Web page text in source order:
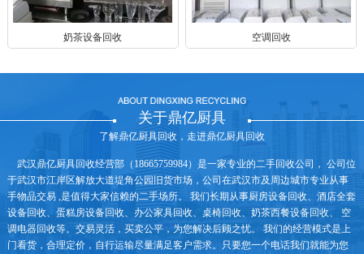
奶茶设备回收 空调回收
关于鼎亿厨具
了解鼎亿厨具回收，走进鼎亿厨具回收
武汉鼎亿厨具回收经营部（18665759984）是一家专业的二手回收公司， 公司位
于武汉市江岸区解放大道堤角公园旧货市场，公司在武汉市及周边城市专业从事
手物品交易 ,是值得大家信赖的二手场所。 我们长期从事厨房设备回收、酒店全套
设备回收、蛋糕房设备回收、办公家具回收、桌椅回收、奶茶西餐设备回收、 空
调电器回收等。交易灵活，买卖公平，为您解决后顾之忧。 我们的经营模式是上
门看货，合理定价，自行运输尽量满足客户需求。只要您一个电话我们就能为您